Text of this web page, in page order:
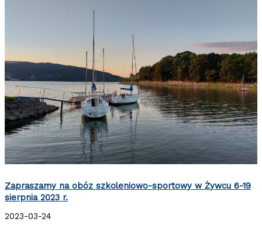
Zapraszamy na obóz szkoleniowo-sportowy w Żywcu 6-19
sierpnia 2023 r.
2023-03-24